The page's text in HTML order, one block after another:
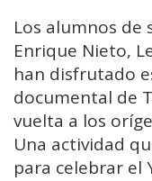
Los alumnos
Enrique Nieto,
han disfrutado
documental de
vuelta a los
Una actividad
para celebrar el